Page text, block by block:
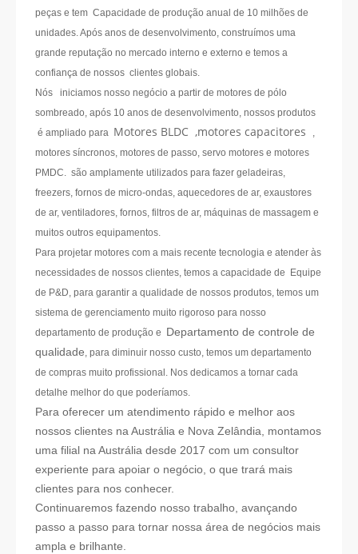
peças e tem Capacidade de produção anual de 10 milhões de
unidades. Após anos de desenvolvimento, construímos uma
grande reputação no mercado interno e externo e temos a
confiança de nossos clientes globais.
Nós iniciamos nosso negócio a partir de motores de pólo
sombreado, após 10 anos de desenvolvimento, nossos produtos
é ampliado para Motores BLDC ,motores capacitores
,
motores síncronos, motores de passo, servo motores e motores
PMDC. são amplamente utilizados para fazer geladeiras,
freezers, fornos de micro-ondas, aquecedores de ar, exaustores
de ar, ventiladores, fornos, filtros de ar, máquinas de massagem e
muitos outros equipamentos.
Para projetar motores com a mais recente tecnologia e atender às
necessidades de nossos clientes, temos a capacidade de Equipe
de P&D, para garantir a qualidade de nossos produtos, temos um
sistema de gerenciamento muito rigoroso para nosso
departamento de produção e Departamento de controle de
qualidade, para diminuir nosso custo, temos um departamento
de compras muito profissional. Nos dedicamos a tornar cada
detalhe melhor do que poderíamos.
Para oferecer um atendimento rápido e melhor aos
nossos clientes na Austrália e Nova Zelândia, montamos
uma filial na Austrália desde 2017 com um consultor
experiente para apoiar o negócio, o que trará mais
clientes para nos conhecer.
Continuaremos fazendo nosso trabalho, avançando
passo a passo para tornar nossa área de negócios mais
ampla e brilhante.